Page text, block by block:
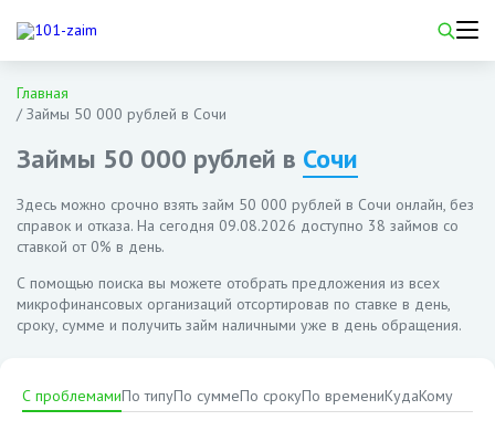
Главная
/Займы 50 000 рублей в Сочи
Займы 50 000 рублей в Сочи
Здесь можно срочно взять займ 50 000 рублей в Сочи онлайн, без
справок и отказа. На сегодня 09.08.2026 доступно 38 займов со
ставкой от 0% в день.
С помощью поиска вы можете отобрать предложения из всех
микрофинансовых организаций отсортировав по ставке в день,
сроку, сумме и получить займ наличными уже в день обращения.
С проблемамиПо типуПо суммеПо срокуПо времениКудаКому